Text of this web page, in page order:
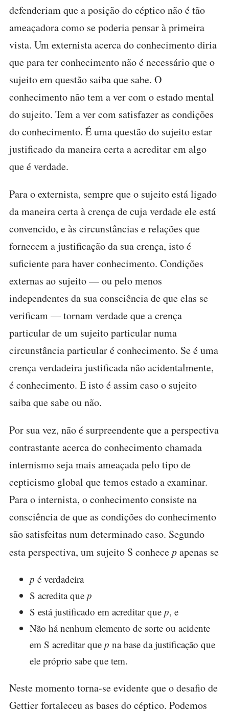
defenderiam que a posição do céptico não é tão
ameaçadora como se poderia pensar à primeira
vista. Um externista acerca do conhecimento diria
que para ter conhecimento não é necessário que o
sujeito em questão saiba que sabe. O
conhecimento não tem a ver com o estado mental
do sujeito. Tem a ver com satisfazer as condições
do conhecimento. É uma questão do sujeito estar
justificado da maneira certa a acreditar em algo
que é verdade.
Para o externista, sempre que o sujeito está ligado
da maneira certa à crença de cuja verdade ele está
convencido, e às circunstâncias e relações que
fornecem a justificação da sua crença, isto é
suficiente para haver conhecimento. Condições
externas ao sujeito — ou pelo menos
independentes da sua consciência de que elas se
verificam — tornam verdade que a crença
particular de um sujeito particular numa
circunstância particular é conhecimento. Se é uma
crença verdadeira justificada não acidentalmente,
é conhecimento. E isto é assim caso o sujeito
saiba que sabe ou não.
Por sua vez, não é surpreendente que a perspectiva
contrastante acerca do conhecimento chamada
internismo seja mais ameaçada pelo tipo de
cepticismo global que temos estado a examinar.
Para o internista, o conhecimento consiste na
consciência de que as condições do conhecimento
são satisfeitas num determinado caso. Segundo
esta perspectiva, um sujeito S conhecepapenas se
p é verdadeira
S acredita que p
S está justificado em acreditar que p, e
Não há nenhum elemento de sorte ou acidente
em S acreditar que p na base da justificação que
ele próprio sabe que tem.
Neste momento torna-se evidente que o desafio de
Gettier fortaleceu as bases do céptico. Podemos